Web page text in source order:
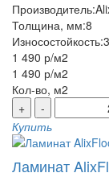
Производитель:
Толщина, мм:8
Износостойкость:
1 490 р/м2
1 490 р/м2
Кол-во, м2
+
-
Купить
Ламинат